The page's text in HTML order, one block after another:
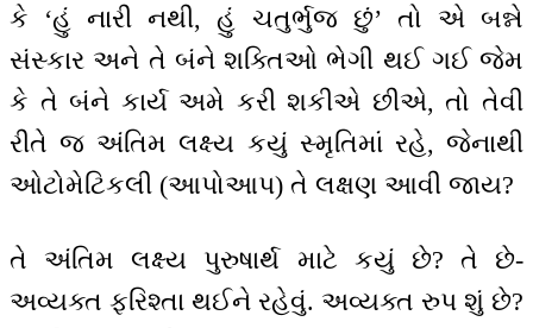
કે ‘હું નારી નથી, હું ચતુર્ભુજ છું’ તો એ બન્ને
સંસ્કાર અને તે બંને શક્તિઓ ભેગી થઈ ગઈ જેમ
કે તે બંને કાર્ય અમે કરી શકીએ છીએ, તો તેવી
રીતે જ અંતિમ લક્ષ્ય કયું સ્મૃતિમાં રહે, જેનાથી
ઓટોમેટિકલી (આપોઆપ) તે લક્ષણ આવી જાય?
તે અંતિમ લક્ષ્ય પુરુષાર્થ માટે કયું છે? તે છે-
અવ્યક્ત ફરિશ્તા થઈને રહેવું. અવ્યક્ત રુપ શું છે?